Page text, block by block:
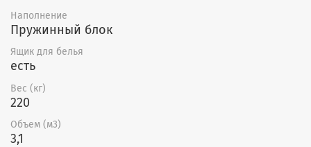
(+4000р).
Наполнение
Пружинный блок
Ящик для белья
есть
Вес (кг)
220
Объем (м3)
3,1